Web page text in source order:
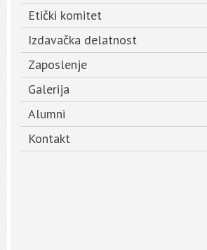
Etički komitet
Izdavačka delatnost
Zaposlenje
Galerija
Alumni
Kontakt